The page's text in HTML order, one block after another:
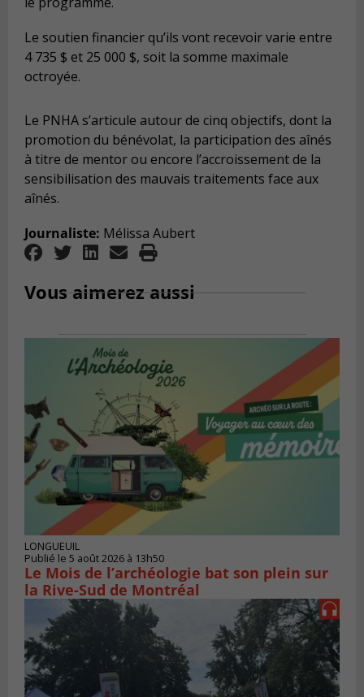
Le soutien financier qu’ils vont recevoir varie entre
4 735 $ et 25 000 $, soit la somme maximale
octroyée.
Le PNHA s’articule autour de cinq objectifs, dont la
promotion du bénévolat, la participation des aînés
à titre de mentor ou encore l’accroissement de la
sensibilisation des mauvais traitements face aux
aînés.
Journaliste: Mélissa Aubert
Vous aimerez aussi
LONGUEUIL
Publié le 5 août 2026 à 13h50
Le Mois de l’archéologie bat son plein sur
la Rive-Sud de Montréal